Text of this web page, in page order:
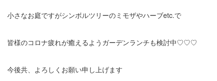
小さなお庭ですがシンボルツリーのミモザやハーブetc.で
皆様のコロナ疲れが癒えるようガーデンランチも検討中♡♡♡
今後共、よろしくお願い申し上げます